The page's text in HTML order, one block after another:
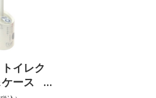
イレク
ケース